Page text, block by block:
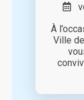
À
Ville